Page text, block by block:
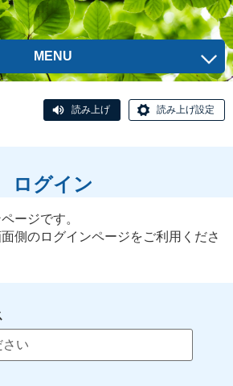
MENU
読み上げ 読み上げ設定
ログイン
ージです。
側のログインページをご利用くださ